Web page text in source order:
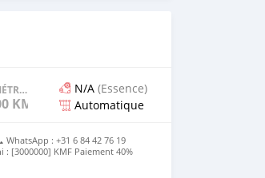
KILOMÉTRAGE
KM
N/A (Essence)
Automatique
: +31 6 84 42 76 19
[3000000] KMF Paiement 40%